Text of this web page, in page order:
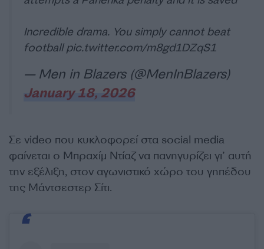
Incredible drama. You simply cannot beat
footballpic.twitter.com/m8gd1DZqS1
— Men in Blazers (@MenInBlazers)
January 18, 2026
Σε video που κυκλοφορεί στα social media
φαίνεται ο Μπραχίμ Ντίαζ να πανηγυρίζει γι’ αυτή
την εξέλιξη, στον αγωνιστικό χώρο του γηπέδου
της Μάντσεστερ Σίτι.